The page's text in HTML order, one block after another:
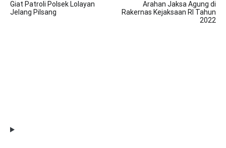
pos
Giat Patroli Polsek Lolayan
Jelang Pilsang
Arahan Jaksa Agung di
Rakernas Kejaksaan RI Tahun
2022